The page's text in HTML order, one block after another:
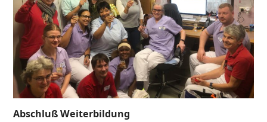
Abschluß Weiterbildung